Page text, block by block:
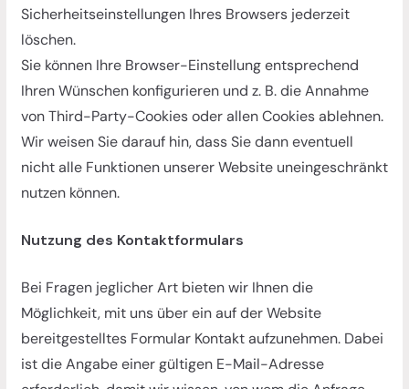
Sicherheitseinstellungen Ihres Browsers jederzeit
löschen.
Sie können Ihre Browser-Einstellung entsprechend
Ihren Wünschen konfigurieren und z. B. die Annahme
von Third-Party-Cookies oder allen Cookies ablehnen.
Wir weisen Sie darauf hin, dass Sie dann eventuell
nicht alle Funktionen unserer Website uneingeschränkt
nutzen können.
Nutzung des Kontaktformulars
Bei Fragen jeglicher Art bieten wir Ihnen die
Möglichkeit, mit uns über ein auf der Website
bereitgestelltes Formular Kontakt aufzunehmen. Dabei
ist die Angabe einer gültigen E-Mail-Adresse